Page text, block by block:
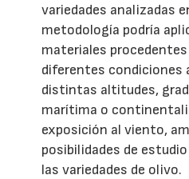
variedades analizadas
metodología podría
materiales
diferentes condiciones
distintas altitudes,
marítima o
exposición al viento,
posibilidades de
las variedades de olivo.